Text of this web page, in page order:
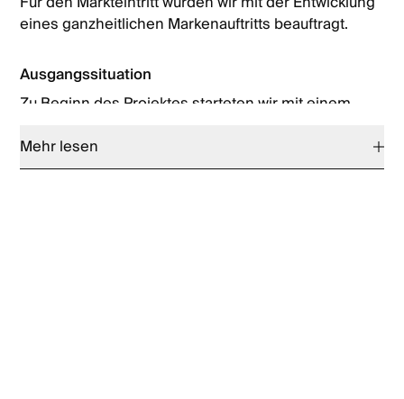
eines ganzheitlichen Markenauftritts beauftragt.
Ausgangssituation
Zu Beginn des Projektes starteten wir mit einem
zu Schriften, Farbwelt, grafischen Akzente sowie
Graffiti-Elemente für die Interior-Gestaltung
Mehr lesen